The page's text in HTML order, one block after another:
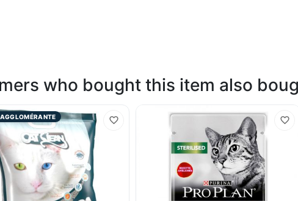
who bought this item also